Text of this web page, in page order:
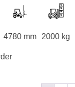
4780 mm 2000 kg